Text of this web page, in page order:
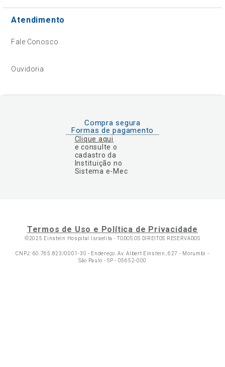
Atendimento
Fale Conosco
Ouvidoria
Compra segura
Formas de pagamento
Clique aqui
e consulte o
cadastro da
Instituição no
Sistema e-Mec
Termos de Uso e Política de Privacidade
©2025 Einstein Hospital Israelita -TODOS OS DIREITOS RESERVADOS
CNPJ: 60.765.823/0001-30 - Endereço: Av. Albert Einstein, 627 - Morumbi -
São Paulo - SP - 05652-000